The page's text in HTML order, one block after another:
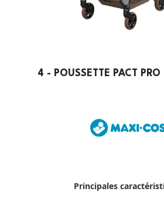
4 - POUSSETTE PACT
Principales